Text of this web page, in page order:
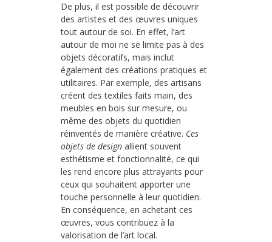
De plus, il est possible de découvrir
des artistes et des œuvres uniques
tout autour de soi. En effet, l’art
autour de moi ne se limite pas à des
objets décoratifs, mais inclut
également des créations pratiques et
utilitaires. Par exemple, des artisans
créent des textiles faits main, des
meubles en bois sur mesure, ou
même des objets du quotidien
réinventés de manière créative. Ces
objets de design allient souvent
esthétisme et fonctionnalité, ce qui
les rend encore plus attrayants pour
ceux qui souhaitent apporter une
touche personnelle à leur quotidien.
En conséquence, en achetant ces
œuvres, vous contribuez à la
valorisation de l’art local.